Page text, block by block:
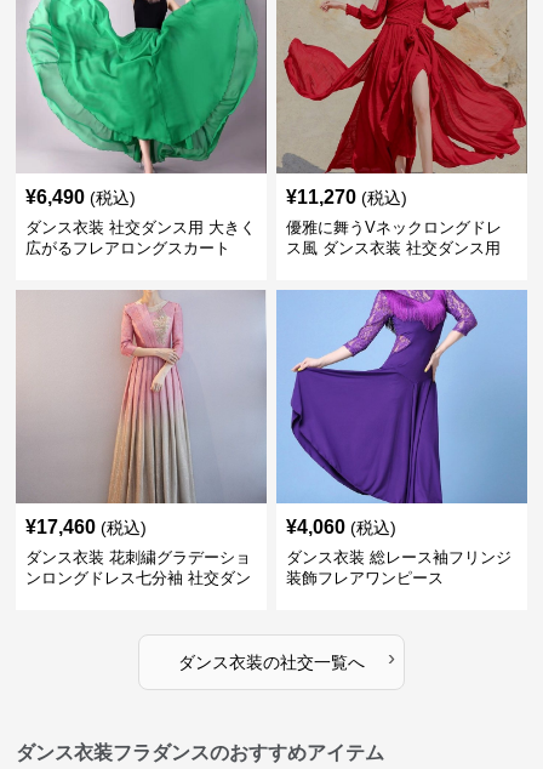
¥6,490 (税込)
ダンス衣装 社交ダンス用 大きく
広がるフレアロングスカート
¥11,270 (税込)
優雅に舞うVネックロングドレ
ス風 ダンス衣装 社交ダンス用
¥17,460 (税込)
ダンス衣装 花刺繍グラデーショ
ンロングドレス七分袖 社交ダン
¥4,060 (税込)
ダンス衣装 総レース袖フリンジ
装飾フレアワンピース
ダンス衣装の社交一覧へ ›
ダンス衣装フラダンスのおすすめアイテム